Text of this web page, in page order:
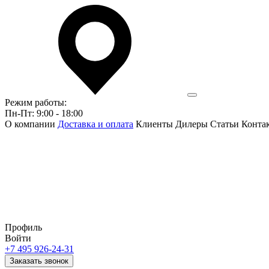
Режим работы:
Пн-Пт: 9:00 - 18:00
О компании Доставка и оплата Клиенты Дилеры Статьи
Профиль
Войти
+7 495 926-24-31
Заказать звонок